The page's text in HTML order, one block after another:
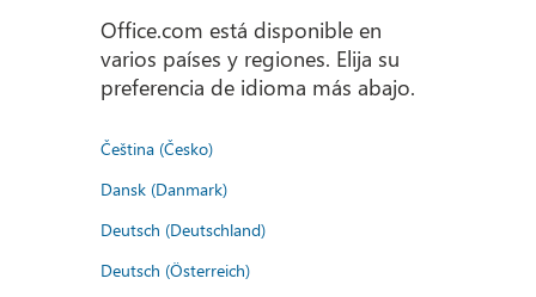
Office.com está disponible en
varios países y regiones. Elija su
preferencia de idioma más abajo.
Čeština (Česko)
Dansk (Danmark)
Deutsch (Deutschland)
Deutsch (Österreich)